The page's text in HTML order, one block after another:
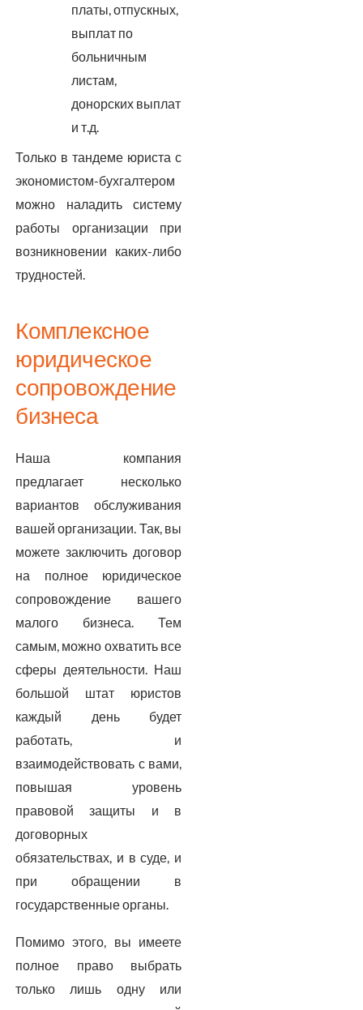
платы, отпускных,
выплат по
больничным
листам,
донорских выплат
и т.д.
Только в тандеме юриста с
экономистом-бухгалтером
можно наладить систему
работы организации при
возникновении каких-либо
трудностей.
Комплексное
юридическое
сопровождение
бизнеса
Наша компания
предлагает несколько
вариантов обслуживания
вашей организации. Так, вы
можете заключить договор
на полное юридическое
сопровождение вашего
малого бизнеса. Тем
самым, можно охватить все
сферы деятельности. Наш
большой штат юристов
каждый день будет
работать, и
взаимодействовать с вами,
повышая уровень
правовой защиты и в
договорных
обязательствах, и в суде, и
при обращении в
государственные органы.
Помимо этого, вы имеете
полное право выбрать
только лишь одну или